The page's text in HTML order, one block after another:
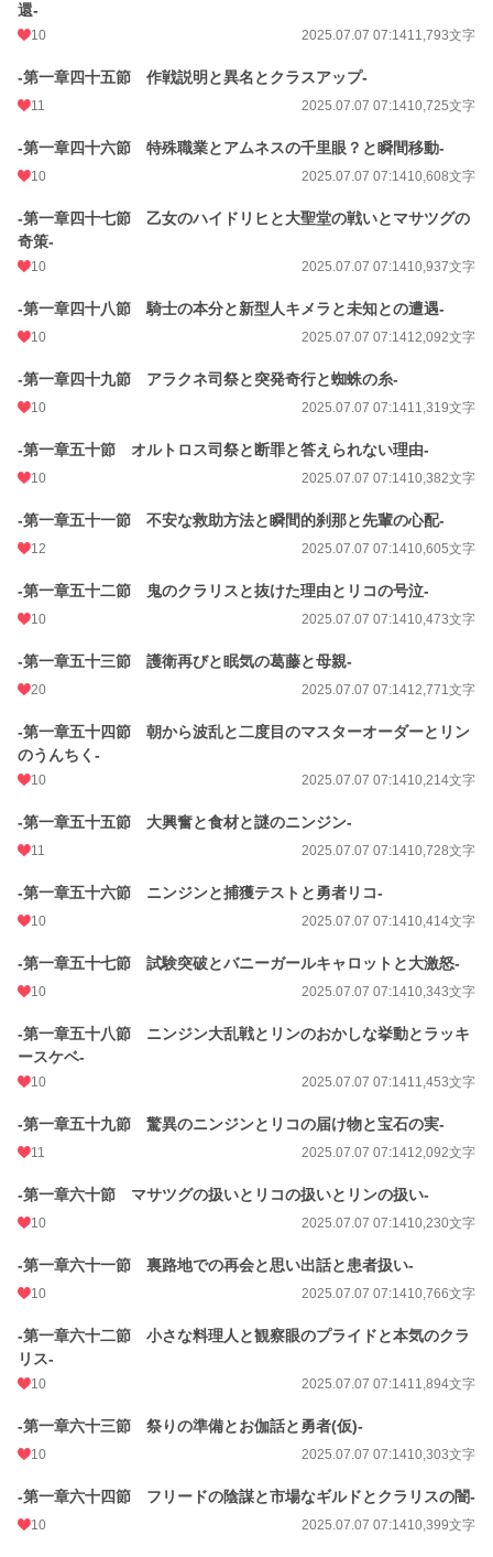
還-
10 2025.07.07 07:1411,793文字
-第一章四十五節 作戦説明と異名とクラスアップ-
11 2025.07.07 07:1410,725文字
-第一章四十六節 特殊職業とアムネスの千里眼？と瞬間移動-
10 2025.07.07 07:1410,608文字
-第一章四十七節 乙女のハイドリヒと大聖堂の戦いとマサツグの
奇策-
10 2025.07.07 07:1410,937文字
-第一章四十八節 騎士の本分と新型人キメラと未知との遭遇-
10 2025.07.07 07:1412,092文字
-第一章四十九節 アラクネ司祭と突発奇行と蜘蛛の糸-
10 2025.07.07 07:1411,319文字
-第一章五十節 オルトロス司祭と断罪と答えられない理由-
10 2025.07.07 07:1410,382文字
-第一章五十一節 不安な救助方法と瞬間的刹那と先輩の心配-
12 2025.07.07 07:1410,605文字
-第一章五十二節 鬼のクラリスと抜けた理由とリコの号泣-
10 2025.07.07 07:1410,473文字
-第一章五十三節 護衛再びと眠気の葛藤と母親-
20 2025.07.07 07:1412,771文字
-第一章五十四節 朝から波乱と二度目のマスターオーダーとリン
のうんちく-
10 2025.07.07 07:1410,214文字
-第一章五十五節 大興奮と食材と謎のニンジン-
11 2025.07.07 07:1410,728文字
-第一章五十六節 ニンジンと捕獲テストと勇者リコ-
10 2025.07.07 07:1410,414文字
-第一章五十七節 試験突破とバニーガールキャロットと大激怒-
10 2025.07.07 07:1410,343文字
-第一章五十八節 ニンジン大乱戦とリンのおかしな挙動とラッキ
ースケベ-
10 2025.07.07 07:1411,453文字
-第一章五十九節 驚異のニンジンとリコの届け物と宝石の実-
11 2025.07.07 07:1412,092文字
-第一章六十節 マサツグの扱いとリコの扱いとリンの扱い-
10 2025.07.07 07:1410,230文字
-第一章六十一節 裏路地での再会と思い出話と患者扱い-
10 2025.07.07 07:1410,766文字
-第一章六十二節 小さな料理人と観察眼のプライドと本気のクラ
リス-
10 2025.07.07 07:1411,894文字
-第一章六十三節 祭りの準備とお伽話と勇者(仮)-
10 2025.07.07 07:1410,303文字
-第一章六十四節 フリードの陰謀と市場なギルドとクラリスの闇-
10 2025.07.07 07:1410,399文字